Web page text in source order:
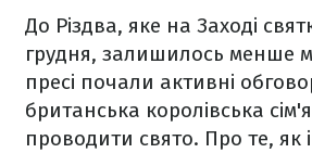
До Різдва, яке на Заході
грудня, залишилось менше
пресі почали активні
британська королівська
проводити свято. Про те, як